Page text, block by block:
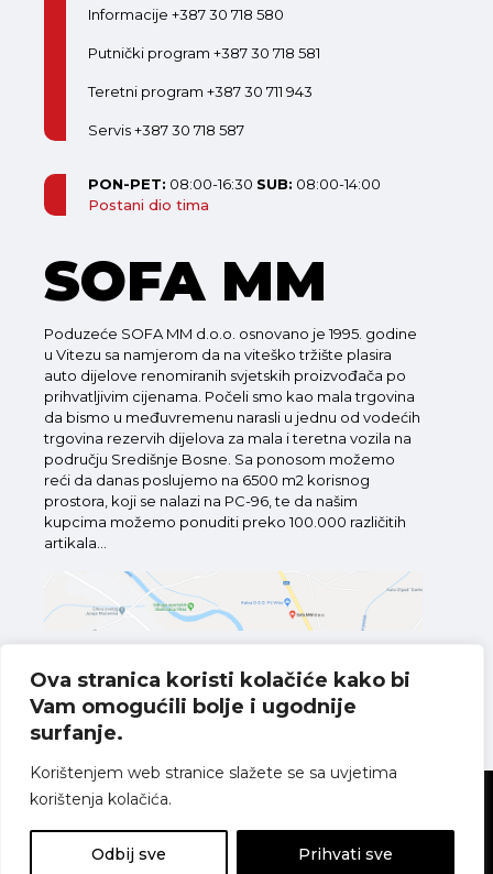
Ova stranica koristi kolačiće kako bi
Vam omogućili bolje i ugodnije
surfanje.
Korištenjem web stranice slažete se sa uvjetima
korištenja kolačića.
Odbij sve Prihvati sve
Informacije +387 30 718 580
Putnički program +387 30 718 581
Teretni program +387 30 711 943
Servis +387 30 718 587
PON-PET: 08:00-16:30 SUB: 08:00-14:00
Postani dio tima
SOFA MM
Poduzeće SOFA MM d.o.o. osnovano je 1995. godine
u Vitezu sa namjerom da na viteško tržište plasira
auto dijelove renomiranih svjetskih proizvođača po
prihvatljivim cijenama. Počeli smo kao mala trgovina
da bismo u međuvremenu narasli u jednu od vodećih
trgovina rezervih dijelova za mala i teretna vozila na
području Središnje Bosne. Sa ponosom možemo
reći da danas poslujemo na 6500 m2 korisnog
prostora, koji se nalazi na PC-96, te da našim
kupcima možemo ponuditi preko 100.000 različitih
artikala...
Pronađite nas na karti
Sva prava pridržana
privatnosti
Uvjeti korištenja